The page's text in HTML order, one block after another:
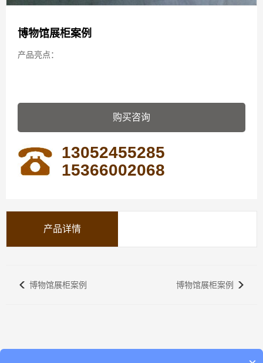
博物馆展柜案例
产品亮点：
购买咨询
13052455285
15366002068
产品详情
博物馆展柜案例 博物馆展柜案例